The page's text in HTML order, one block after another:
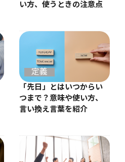
い方、使うときの注意点
定義
「先日」とはいつからい
つまで？意味や使い方、
言い換え言葉を紹介